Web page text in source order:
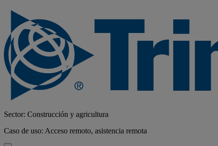
Sector: Construcción y agricultura
Caso de uso: Acceso remoto, asistencia remota